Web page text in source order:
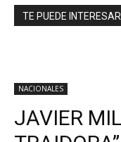
TE PUEDE INTERESAR